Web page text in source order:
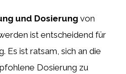
und Dosierung von
ist entscheidend für
Es ist ratsam, sich an die
Dosierung zu